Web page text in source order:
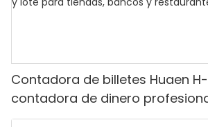
Contadora de billetes Huaen H-
contadora de dinero
detección UV/MG/IR/DD,